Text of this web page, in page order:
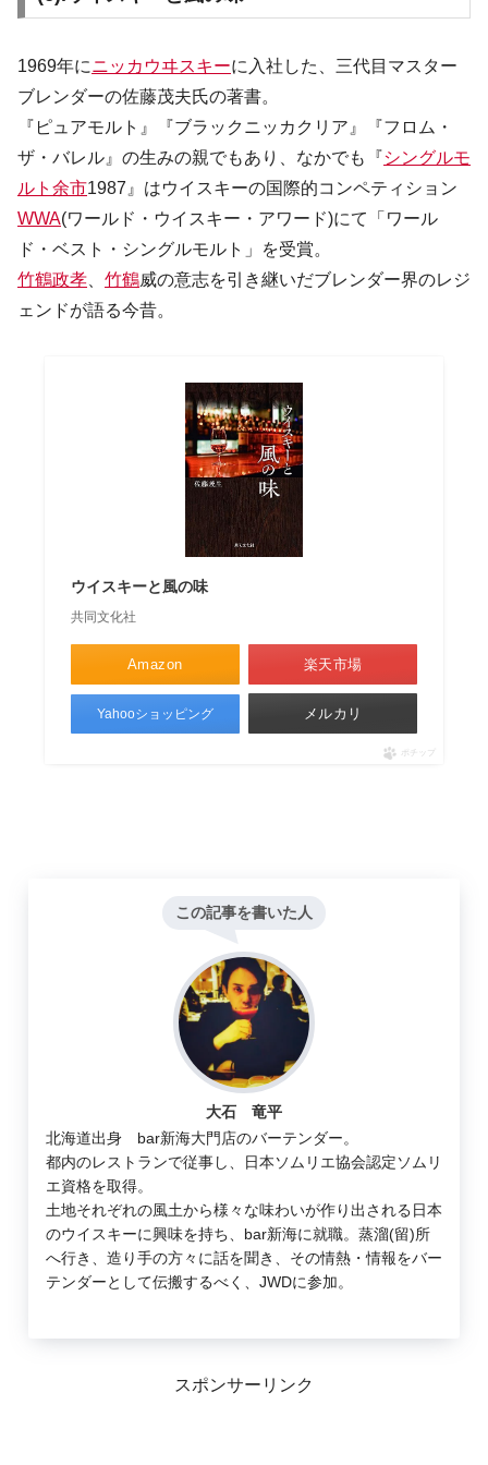
1969年にニッカウヰスキーに入社した、三代目マスター
ブレンダーの佐藤茂夫氏の著書。
『ピュアモルト』『ブラックニッカクリア』『フロム・
ザ・バレル』の生みの親でもあり、なかでも『シングルモ
ルト余市1987』はウイスキーの国際的コンペティション
WWA(ワールド・ウイスキー・アワード)にて「ワール
ド・ベスト・シングルモルト」を受賞。
竹鶴政孝
竹鶴威の意志を引き継いだブレンダー界のレジ
ェンドが語る今昔。
ウイスキーと風の味
共同文化社
Amazon 楽天市場
Yahooショッピング メルカリ
ポチップ
この記事を書いた人
大石 竜平
北海道出身 bar新海大門店のバーテンダー。
都内のレストランで従事し、日本ソムリエ協会認定ソムリ
エ資格を取得。
土地それぞれの風土から様々な味わいが作り出される日本
のウイスキーに興味を持ち、bar新海に就職。蒸溜(留)所
へ行き、造り手の方々に話を聞き、その情熱・情報をバー
テンダーとして伝搬するべく、JWDに参加。
スポンサーリンク